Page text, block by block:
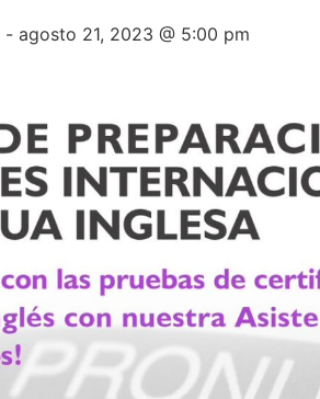
- agosto 21, 2023 @ 5:00 pm